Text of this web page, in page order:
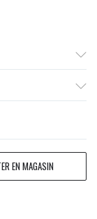
EN MAGASIN